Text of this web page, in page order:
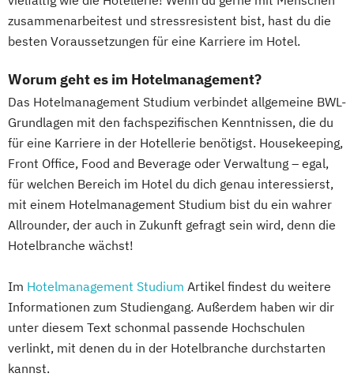
zusammenarbeitest und stressresistent bist, hast du die
besten Voraussetzungen für eine Karriere im Hotel.
Worum geht es im Hotelmanagement?
Das Hotelmanagement Studium verbindet allgemeine BWL-
Grundlagen mit den fachspezifischen Kenntnissen, die du
für eine Karriere in der Hotellerie benötigst. Housekeeping,
Front Office, Food and Beverage oder Verwaltung – egal,
für welchen Bereich im Hotel du dich genau interessierst,
mit einem Hotelmanagement Studium bist du ein wahrer
Allrounder, der auch in Zukunft gefragt sein wird, denn die
Hotelbranche wächst!
Im Hotelmanagement Studium Artikel findest du weitere
Informationen zum Studiengang. Außerdem haben wir dir
unter diesem Text schonmal passende Hochschulen
verlinkt, mit denen du in der Hotelbranche durchstarten
kannst.